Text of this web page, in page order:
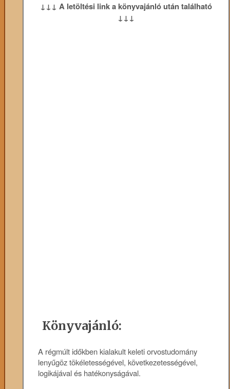
↓↓↓ A letöltési link a könyvajánló után található
↓↓↓
Könyvajánló:
A régmúlt időkben kialakult keleti orvostudomány
lenyűgöz tökéletességével, következetességével,
logikájával és hatékonyságával.